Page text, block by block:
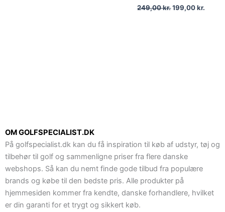
249,00kr.199,00kr.
OM GOLFSPECIALIST.DK
På golfspecialist.dk kan du få inspiration til køb af udstyr, tøj og
tilbehør til golf og sammenligne priser fra flere danske
webshops. Så kan du nemt finde gode tilbud fra populære
brands og købe til den bedste pris. Alle produkter på
hjemmesiden kommer fra kendte, danske forhandlere, hvilket
er din garanti for et trygt og sikkert køb.